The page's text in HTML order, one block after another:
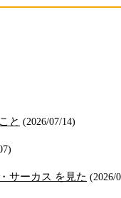
と (2026/07/14)
サーカス を見た (2026/